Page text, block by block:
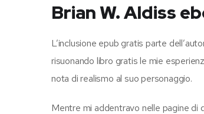
Brian W. Aldiss
L’inclusione epub gratis parte
risuonando libro gratis le mie
nota di realismo al suo personaggio.
Mentre mi addentravo nelle pagine